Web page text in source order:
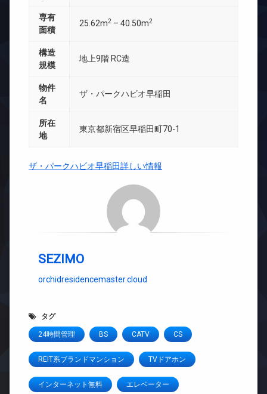
専有
面積
25.62m2 – 40.50m2
構造
規模
地上9階 RC造
物件
名
ザ・パークハビオ早稲田
所在
地
東京都新宿区早稲田町70-1
ザ・パークハビオ早稲田詳しい情報
SEZIMO
orchidresidencemaster.cloud
タグ
24時間管理 BS CATV CS
REIT系ブランドマンション TVドアホン
インターネット無料 エレベーター